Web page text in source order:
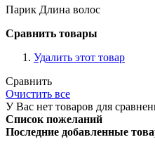
Парик Длина волос
Сравнить товары
Удалить этот товар
Сравнить
Очистить все
У Вас нет товаров для
Список пожеланий
Последние добавленные